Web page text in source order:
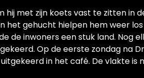
hij met zijn koets vast te zitten in
het gehucht hielpen hem weer
de inwoners een stuk land. Nog
Op de eerste zondag na
in het café. De vlakte is